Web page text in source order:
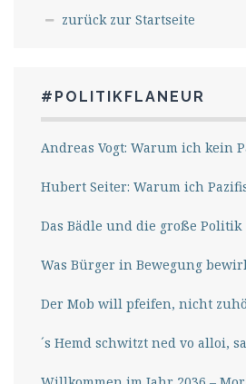
zurück zur Startseite
#POLITIKFLANEUR
Andreas Vogt: Warum ich kein
Hubert Seiter: Warum ich
Das Bädle und die große Politik
Was Bürger in Bewegung
Der Mob will pfeifen, nicht
´s Hemd schwitzt ned vo alloi,